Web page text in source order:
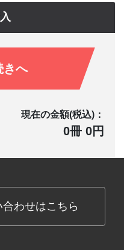
きへ
現在の金額(税込)：
0冊 0円
わせはこちら